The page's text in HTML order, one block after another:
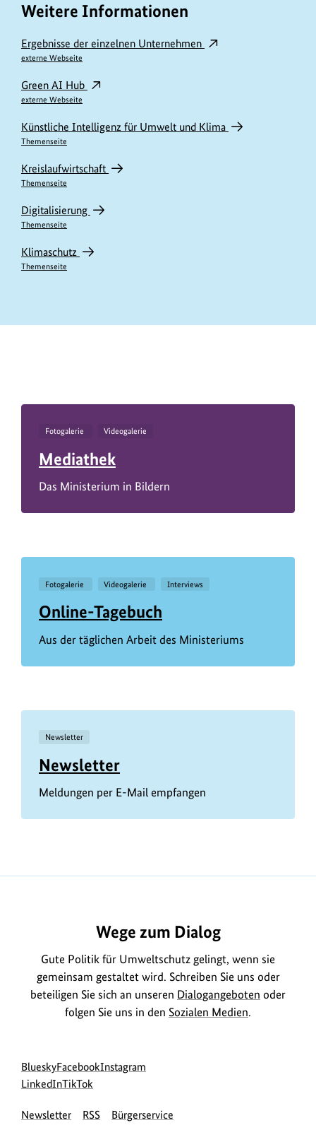
Weitere Informationen
Ergebnisse der einzelnen Unternehmen
externe Webseite
Green AI Hub
externe Webseite
Künstliche Intelligenz für Umwelt und Klima
Themenseite
Kreislaufwirtschaft
Themenseite
Digitalisierung
Themenseite
Klimaschutz
Themenseite
Fotogalerie Videogalerie
Mediathek
Das Ministerium in Bildern
Fotogalerie Videogalerie Interviews
Online-Tagebuch
Aus der täglichen Arbeit des Ministeriums
Newsletter
Newsletter
Meldungen per E-Mail empfangen
Wege zum Dialog
Gute Politik für Umweltschutz gelingt, wenn sie
gemeinsam gestaltet wird. Schreiben Sie uns oder
beteiligen Sie sich an unseren Dialogangeboten oder
folgen Sie uns in den Sozialen Medien.
Social
Media
Blueskyzur
Bluesky-
des
Facebookzur
des
Instagram
des
LinkedInzur
Seite
zur
Seite
TikTok
Newsletter RSS Bürgerservice